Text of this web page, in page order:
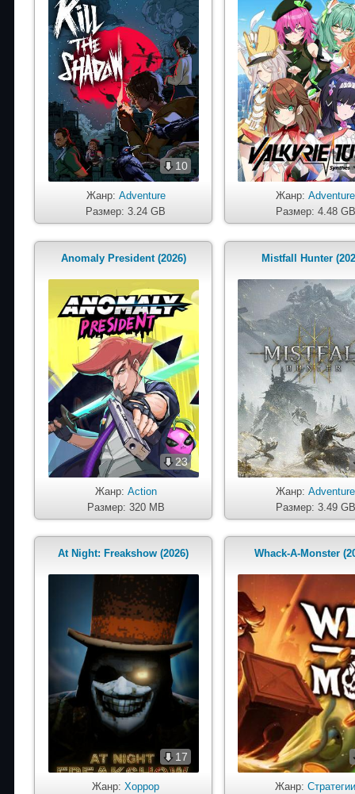
10
Жанр: Adventure
Размер: 3.24 GB
Жанр:Adventure
Размер: 4.48 GB
Anomaly President (2026)
23
Жанр: Action
Размер: 320 MB
Mistfall Hunter
Жанр:Adventure
Размер: 3.49 GB
At Night: Freakshow (2026)
17
Жанр:Хоррор
Whack-A-Monster
Жанр: